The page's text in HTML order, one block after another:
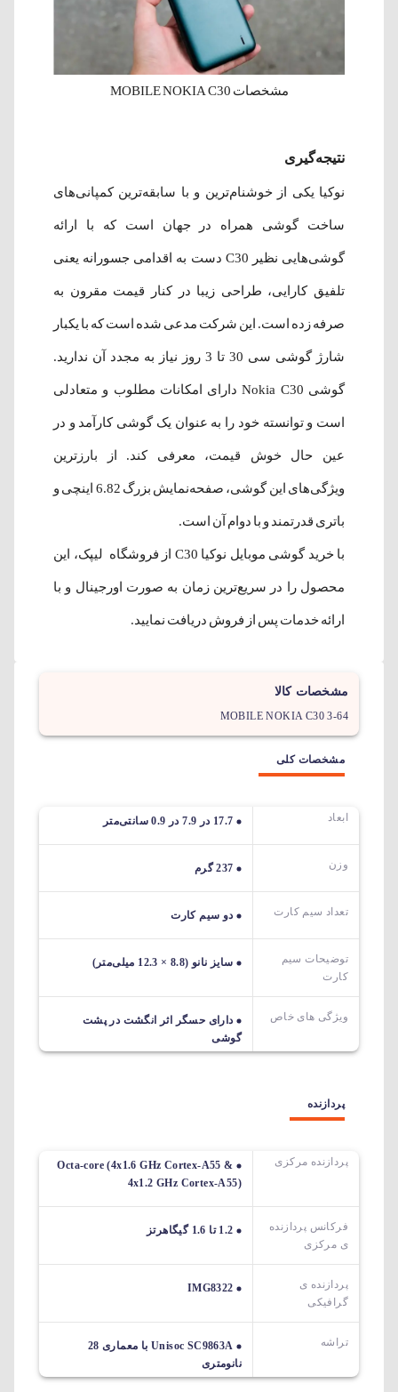
مشخصات MOBILE NOKIA C30
نتیجه‌گیری
نوکیا یکی از خوشنام‌ترین و با سابقه‌ترین کمپانی‌های
ساخت گوشی همراه در جهان است که با ارائه
گوشی‌هایی نظیر C30 دست به اقدامی جسورانه یعنی
تلفیق کارایی، طراحی زیبا در کنار قیمت مقرون به
صرفه زده است. این شرکت مدعی شده است که با یکبار
شارژ گوشی سی 30 تا 3 روز نیاز به مجدد آن ندارید.
گوشی‌ Nokia C30 دارای امکانات مطلوب و متعادلی
است و توانسته خود را به عنوان یک گوشی کارآمد و در
عین حال خوش قیمت، معرفی کند. از بارزترین
ویژگی‌های این گوشی، صفحه‌نمایش بزرگ 6.82 اینچی و
باتری قدرتمند و با دوام آن است.
با خرید گوشی موبایل نوکیا C30 از فروشگاه لیپک، این
محصول را در سریع‌ترین زمان به صورت اورجینال و با
ارائه خدمات پس از فروش دریافت نمایید.
مشخصات کالا
MOBILE NOKIA C30 3-64
مشخصات کلی
ابعاد 17.7 در 7.9 در 0.9 سانتی‌متر
وزن 237 گرم
تعداد سیم کارت دو سیم کارت
توضیحات سیم
کارت
سایز نانو (8.8 × 12.3 میلی‌متر)
ویژگی های خاص
دارای حسگر اثر انگشت در پشت
گوشی
پردازنده
پردازنده مرکزی
Octa-core (4x1.6 GHz Cortex-A55 &
4x1.2 GHz Cortex-A55)
فرکانس پردازنده
ی مرکزی
1.2 تا 1.6 گیگاهرتز
پردازنده ی
گرافیکی
IMG8322
تراشه
Unisoc SC9863A با معماری 28
نانومتری